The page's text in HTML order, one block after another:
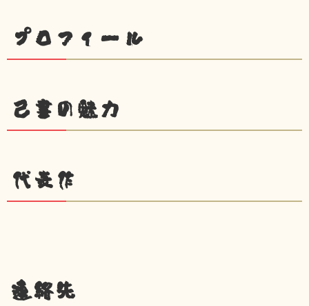
プロフィール
己書の魅力
代表作
連絡先